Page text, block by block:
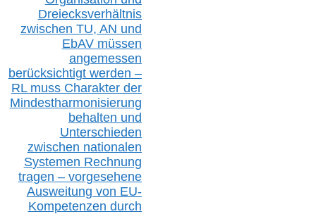
Dreiecksverhältnis
zwischen TU, AN und
EbAV müssen
angemessen
berücksichtigt werden –
RL mussCharakter der
Mindestharmonisierung
behalten und
Unterschieden
zwischen nationalen
Systemen Rechnung
tragen – vorgesehene
Ausweitung von EU-
Kompetenzen durch